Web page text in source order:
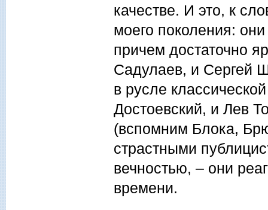
качестве. И это, к
моего поколения:
причем достаточно
Садулаев, и Сергей
в русле
Достоевский, и Лев
(вспомним Блока,
страстными
вечностью, – они
времени.